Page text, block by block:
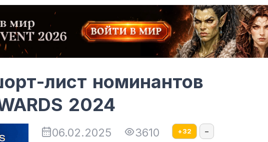
лист номинантов
2024
06.02.2025 3610 +32 –